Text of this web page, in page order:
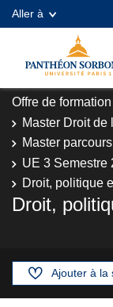
Aller à
Offre de formation
Master Droit
Master
UE 3 Semestre
Droit, politique
Droit,
Ajouter à la